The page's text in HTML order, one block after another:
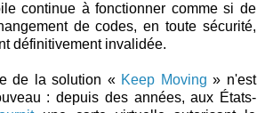
continue à fonctionner comme si de
de codes, en toute sécurité,
définitivement invalidée.
de la solution « Keep Moving » n'est
: depuis des années, aux États-